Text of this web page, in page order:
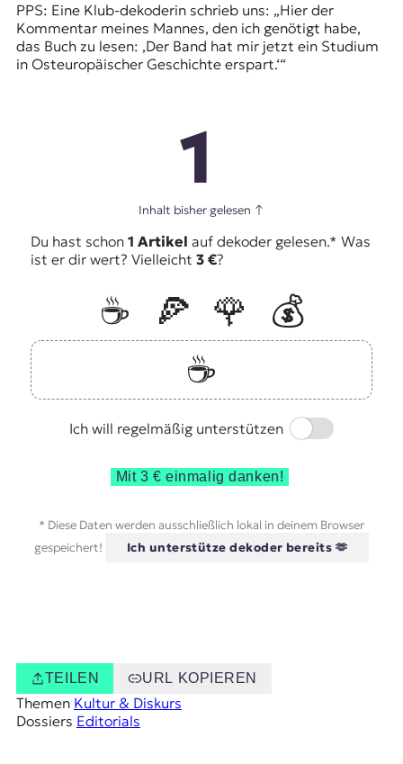
PPS: Eine Klub-dekoderin schrieb uns: „Hier der
Kommentar meines Mannes, den ich genötigt habe,
das Buch zu lesen: ,Der Band hat mir jetzt ein Studium
in Osteuropäischer Geschichte erspart.‘“
1
Inhalt bisher gelesen ↑
Du hast schon 1 Artikel auf dekoder gelesen.* Was
ist er dir wert? Vielleicht 3 €?
☕️ 🍕 🌹
💰
☕️
Ich will regelmäßig unterstützen
Switch
Mit 3 € einmalig danken!
* Diese Daten werden ausschließlich lokal in deinem Browser
gespeichert!
Ich unterstütze dekoder bereits 🫶
TEILEN URL KOPIEREN
Themen Kultur & Diskurs
Dossiers Editorials